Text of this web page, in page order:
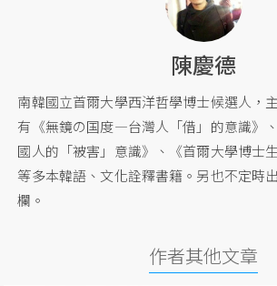
陳慶德
南韓國立首爾大學西洋哲學博士候選人，
有《無鏡の国度—台灣人「借」的意識》
國人的「被害」意識》、《首爾大學博士
等多本韓語、文化詮釋書籍。另也不定時
欄。
作者其他文章